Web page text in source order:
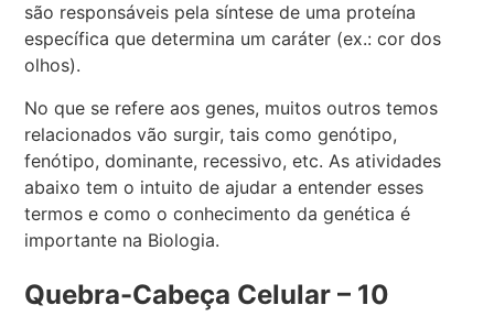
são responsáveis pela síntese de uma proteína
específica que determina um caráter (ex.: cor dos
olhos).
No que se refere aos genes, muitos outros temos
relacionados vão surgir, tais como genótipo,
fenótipo, dominante, recessivo, etc. As atividades
abaixo tem o intuito de ajudar a entender esses
termos e como o conhecimento da genética é
importante na Biologia.
Quebra-Cabeça Celular – 10